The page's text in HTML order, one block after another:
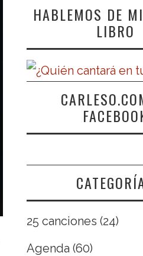
HABLEMOS DE
LIBRO
25 canciones (24)
Agenda (60)